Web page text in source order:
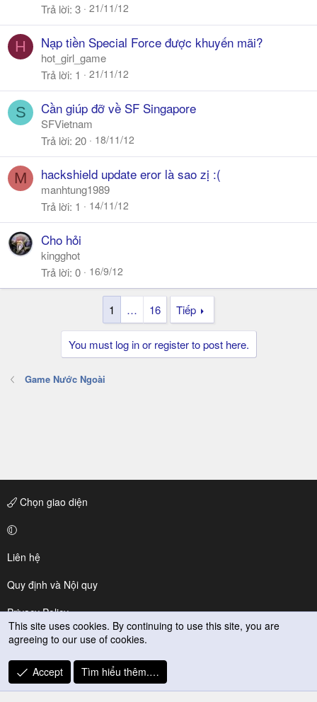
Trả lời 3 21/11/12
H Nạp tiền Special Force được khuyến mãi?
hot_girl_game
Trả lời 1 21/11/12
S Cần giúp đỡ về SF Singapore
SFVietnam
Trả lời 20 18/11/12
M hackshield update eror là sao zị :(
manhtung1989
Trả lời 1 14/11/12
Cho hỏi
kingghot
Trả lời 0 16/9/12
1 … 16 Tiếp
You must log in or register to post here.
Game Nước Ngoài
Chọn giao diện
Liên hệ
Quy định và Nội quy
Privacy Policy
Trợ giúp
R
S
This site uses cookies. By continuing to use this site, you are
agreeing to our use of cookies.
Accept Tìm hiểu thêm.…